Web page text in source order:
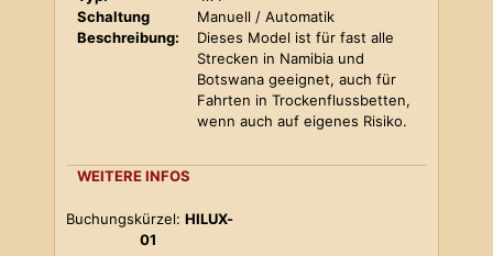
Schaltung
Manuell / Automatik
Beschreibung:
Dieses Model ist für fast alle
Strecken in Namibia und
Botswana geeignet, auch für
Fahrten in Trockenflussbetten,
wenn auch auf eigenes Risiko.
WEITERE INFOS
Buchungskürzel: HILUX-
01